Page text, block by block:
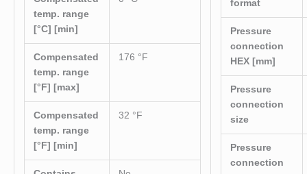
temp. range
[°C] [min]
Compensated
temp. range
[°F] [max]
176 °F
Compensated
temp. range
[°F] [min]
32 °F
format
Pressure
connection
HEX [mm]
Pressure
connection
size
Pressure
connection